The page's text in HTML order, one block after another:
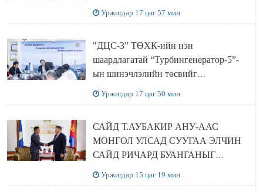
Уржигдар 17 цаг 57 мин
"ДЦС-3” ТӨХК-ийн нэн
шаардлагатай “Турбингенератор-5”-
ын шинэчлэлийн төсвийг
Уржигдар 17 цаг 50 мин
САЙД Т.АУБАКИР АНУ-ААС
МОНГОЛ УЛСАД СУУГАА ЭЛЧИН
САЙД РИЧАРД БУАНГАНЫГ
Уржигдар 15 цаг 19 мин